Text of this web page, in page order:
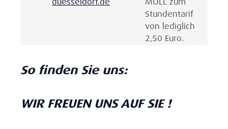
Stundentarif
von lediglich
2,50 Euro.
So finden Sie uns:
WIR FREUEN UNS AUF SIE !